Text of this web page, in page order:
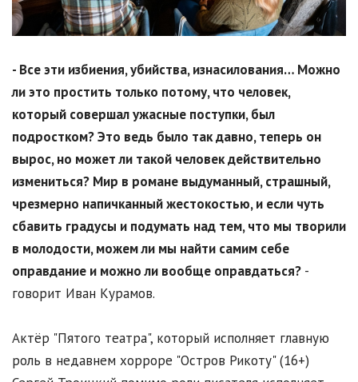
- Все эти избиения, убийства, изнасилования… Можно
ли это простить только потому, что человек,
который совершал ужасные поступки, был
подростком? Это ведь было так давно, теперь он
вырос, но может ли такой человек действительно
измениться? Мир в романе выдуманный, страшный,
чрезмерно напичканный жестокостью, и если чуть
сбавить градусы и подумать над тем, что мы творили
в молодости, можем ли мы найти самим себе
оправдание и можно ли вообще оправдаться? -
говорит Иван Курамов.
Актёр "Пятого театра", который исполняет главную
роль в недавнем хорроре "Остров Рикоту" (16+)